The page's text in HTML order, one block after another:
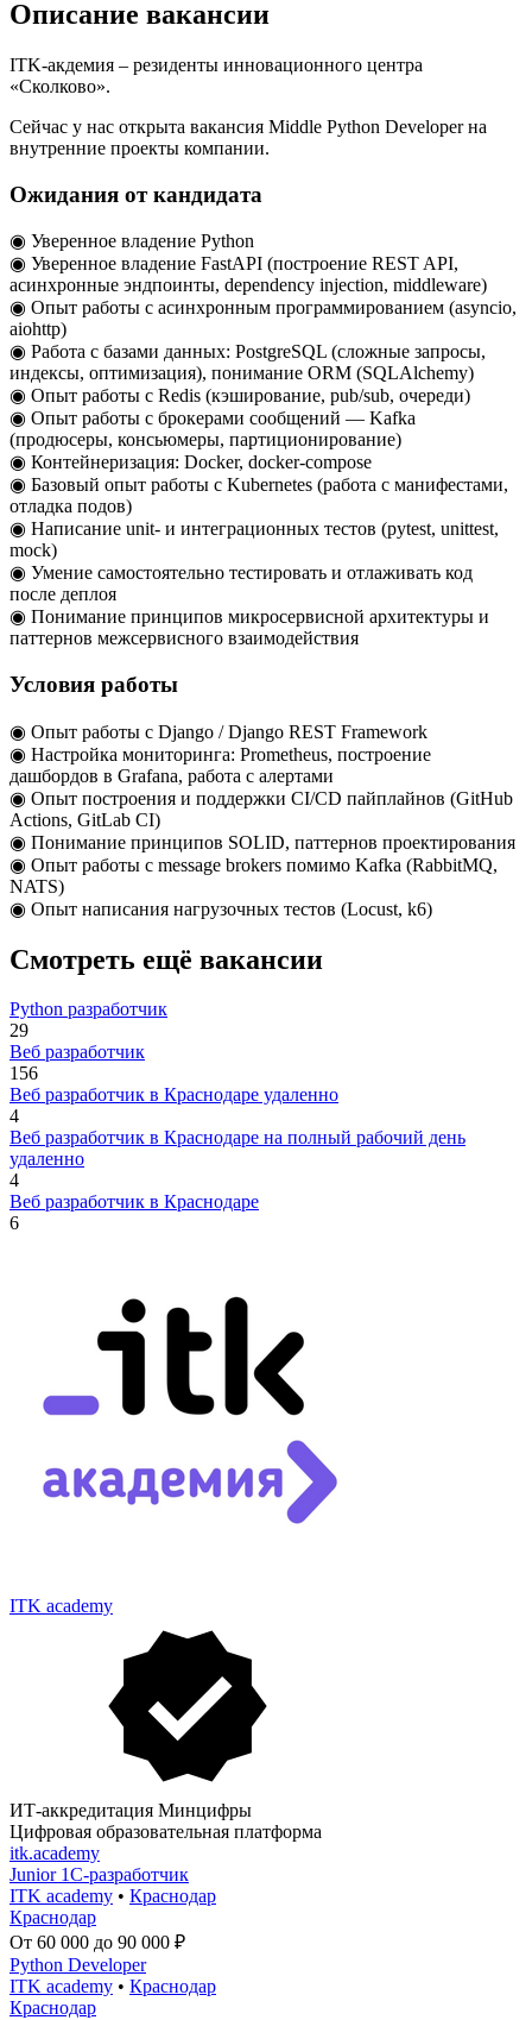
Описание вакансии
ITK-акдемия – резиденты инновационного центра
«Сколково».
Сейчас у нас открыта вакансия Middle Python Developer на
внутренние проекты компании.
Ожидания от кандидата
◉ Уверенное владение Python
◉ Уверенное владение FastAPI (построение REST API,
асинхронные эндпоинты, dependency injection, middleware)
◉ Опыт работы с асинхронным программированием (asyncio,
aiohttp)
◉ Работа с базами данных: PostgreSQL (сложные запросы,
индексы, оптимизация), понимание ORM (SQLAlchemy)
◉ Опыт работы с Redis (кэширование, pub/sub, очереди)
◉ Опыт работы с брокерами сообщений — Kafka
(продюсеры, консьюмеры, партиционирование)
◉ Контейнеризация: Docker, docker-compose
◉ Базовый опыт работы с Kubernetes (работа с манифестами,
отладка подов)
◉ Написание unit- и интеграционных тестов (pytest, unittest,
mock)
◉ Умение самостоятельно тестировать и отлаживать код
после деплоя
◉ Понимание принципов микросервисной архитектуры и
паттернов межсервисного взаимодействия
Условия работы
◉ Опыт работы с Django / Django REST Framework
◉ Настройка мониторинга: Prometheus, построение
дашбордов в Grafana, работа с алертами
◉ Опыт построения и поддержки CI/CD пайплайнов (GitHub
Actions, GitLab CI)
◉ Понимание принципов SOLID, паттернов проектирования
◉ Опыт работы с message brokers помимо Kafka (RabbitMQ,
NATS)
◉ Опыт написания нагрузочных тестов (Locust, k6)
Смотреть ещё вакансии
Python разработчик
29
Веб разработчик
156
Веб разработчик в Краснодаре удаленно
4
Веб разработчик в Краснодаре на полный рабочий день
удаленно
4
Веб разработчик в Краснодаре
6
ITK academy
ИТ-аккредитация Минцифры
Цифровая образовательная платформа
itk.academy
Junior 1С-разработчик
ITK academy • Краснодар
Краснодар
От 60 000 до 90 000 ₽
Python Developer
ITK academy • Краснодар
Краснодар